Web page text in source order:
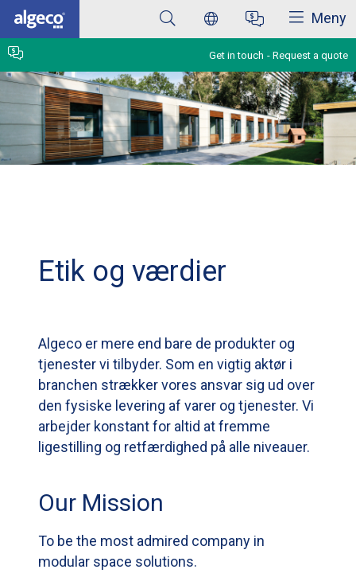
Skip
main
content
Meny
Get in touch Request a quote
Etik og værdier
Algeco er mere end bare de produkter og
tjenester vi tilbyder. Som en vigtig aktør i
branchen strækker vores ansvar sig ud over
den fysiske levering af varer og tjenester. Vi
arbejder konstant for altid at fremme
ligestilling og retfærdighed på alle niveauer.
Our Mission
To be the most admired company in
modular space solutions.